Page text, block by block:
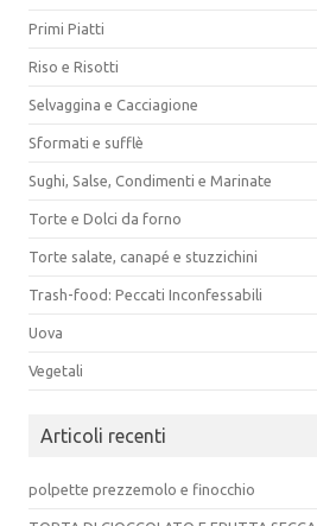
Primi Piatti
Riso e Risotti
Selvaggina e Cacciagione
Sformati e sufflè
Sughi, Salse, Condimenti e Marinate
Torte e Dolci da forno
Torte salate, canapé e stuzzichini
Trash-food: Peccati Inconfessabili
Uova
Vegetali
Articoli recenti
polpette prezzemolo e finocchio